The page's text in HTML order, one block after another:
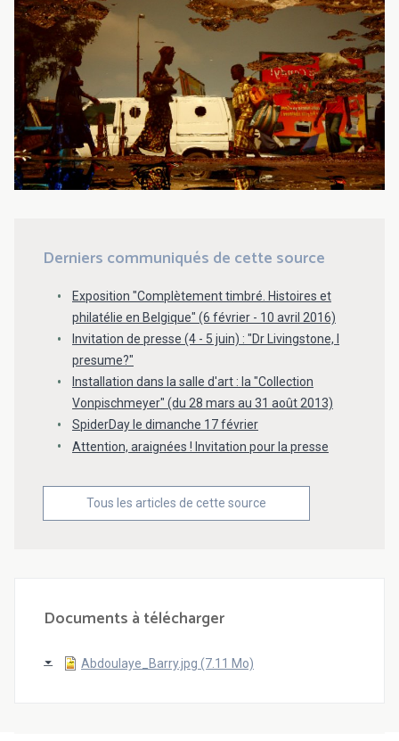
Derniers communiqués de cette source
Exposition "Complètement timbré. Histoires et
philatélie en Belgique" (6 février - 10 avril 2016)
Invitation de presse (4 - 5 juin) : "Dr Livingstone, I
presume?"
Installation dans la salle d'art : la "Collection
Vonpischmeyer" (du 28 mars au 31 août 2013)
SpiderDay le dimanche 17 février
Attention, araignées ! Invitation pour la presse
Tous les articles de cette source
Documents à télécharger
Abdoulaye_Barry.jpg (7.11 Mo)